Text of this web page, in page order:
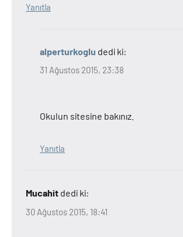
Yanıtla
alperturkoglu dedi ki:
31 Ağustos 2015, 23:38
Okulun sitesine bakınız.
Yanıtla
Mucahit dedi ki:
30 Ağustos 2015, 18:41